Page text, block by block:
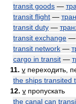
transit goods —
transit flight —
transit duty —
transit exchange —
transit network —
cargo in transit —
11. v переходить,
the ships transited
12. v пропускать
the canal can